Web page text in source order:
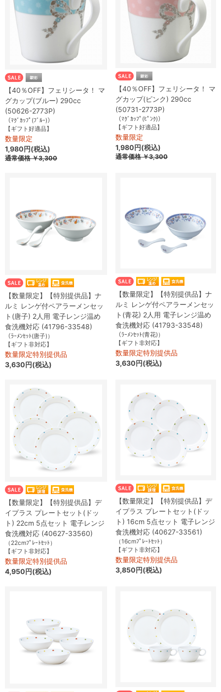
【40％OFF】フェリシータ！ マ
グカップ(ブルー) 290cc
(50626-2773P)
（ﾏｸﾞｶｯﾌﾟ(ﾌﾞﾙｰ)）
【ギフト好適品】
数量限定
1,980円(税込)
通常価格￥3,300
【40％OFF】フェリシータ！ マ
グカップ(ピンク) 290cc
(50731-2773P)
（ﾏｸﾞｶｯﾌﾟ(ﾋﾟﾝｸ)）
【ギフト好適品】
数量限定
1,980円(税込)
通常価格￥3,300
【数量限定】【特別提供品】ナ
ルミ レンゲ付ペアラーメンセッ
ト(唐子) 2人用 電子レンジ温め
食洗機対応 (41796-33548)
（ﾗｰﾒﾝｾｯﾄ(唐子)）
【ギフト非対応】
数量限定特別提供品
3,630円(税込)
【数量限定】【特別提供品】ナ
ルミ レンゲ付ペアラーメンセッ
ト(青花) 2人用 電子レンジ温め
食洗機対応 (41793-33548)
（ﾗｰﾒﾝｾｯﾄ(青花)）
【ギフト非対応】
数量限定特別提供品
3,630円(税込)
【数量限定】【特別提供品】デ
イプラス プレートセット(ドッ
ト) 22cm 5点セット 電子レンジ
食洗機対応 (40627-33560)
（22cmﾌﾟﾚｰﾄｾｯﾄ）
【ギフト非対応】
数量限定特別提供品
4,950円(税込)
【数量限定】【特別提供品】デ
イプラス プレートセット(ドッ
ト) 16cm 5点セット 電子レンジ
食洗機対応 (40627-33561)
（16cmﾌﾟﾚｰﾄｾｯﾄ）
【ギフト非対応】
数量限定特別提供品
3,850円(税込)